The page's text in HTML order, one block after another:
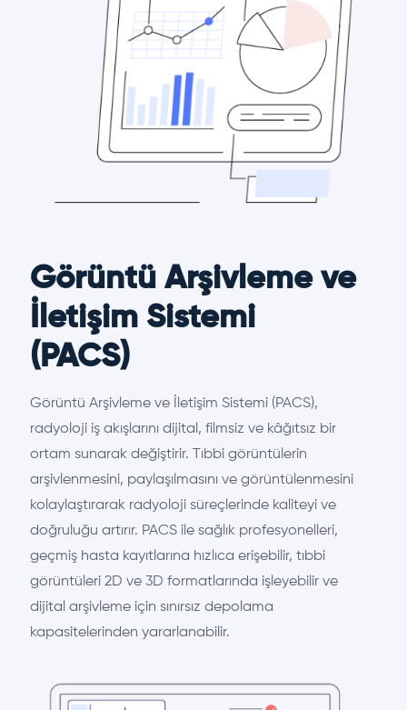
Görüntü Arşivleme ve
İletişim Sistemi
(PACS)
Görüntü Arşivleme ve İletişim Sistemi (PACS),
radyoloji iş akışlarını dijital, filmsiz ve kâğıtsız bir
ortam sunarak değiştirir. Tıbbi görüntülerin
arşivlenmesini, paylaşılmasını ve görüntülenmesini
kolaylaştırarak radyoloji süreçlerinde kaliteyi ve
doğruluğu artırır. PACS ile sağlık profesyonelleri,
geçmiş hasta kayıtlarına hızlıca erişebilir, tıbbi
görüntüleri 2D ve 3D formatlarında işleyebilir ve
dijital arşivleme için sınırsız depolama
kapasitelerinden yararlanabilir.